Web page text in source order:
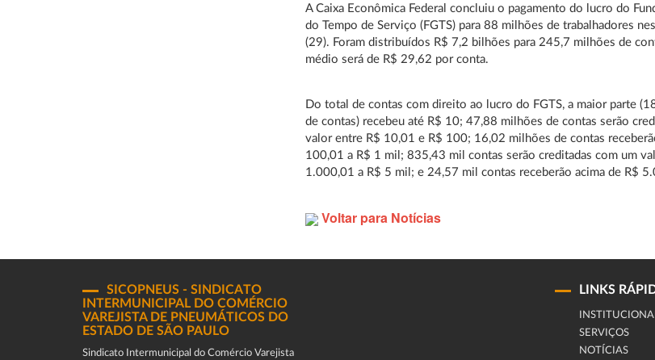
A Caixa Econômica Federal concluiu o pagamento do lucro do
do Tempo de Serviço (FGTS) para 88 milhões de trabalhadores
(29). Foram distribuídos R$ 7,2 bilhões para 245,7 milhões de
médio será de R$ 29,62 por conta.
Do total de contas com direito ao lucro do FGTS, a maior parte
de contas) recebeu até R$ 10; 47,88 milhões de contas serão
valor entre R$ 10,01 e R$ 100; 16,02 milhões de contas
100,01 a R$ 1 mil; 835,43 mil contas serão creditadas com um
1.000,01 a R$ 5 mil; e 24,57 mil contas receberão acima de R$
Voltar para Notícias
SICOPNEUS - SINDICATO
INTERMUNICIPAL DO COMÉRCIO
VAREJISTA DE PNEUMÁTICOS DO
ESTADO DE SÃO PAULO
Sindicato Intermunicipal do Comércio Varejista
LINKS
SERVIÇOS
NOTÍCIAS